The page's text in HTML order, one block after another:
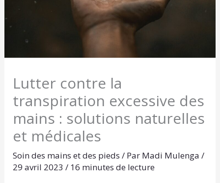
Lutter contre la
transpiration excessive des
mains : solutions naturelles
et médicales
Soin des mains et des pieds / Par Madi Mulenga/
29 avril 2023/ 16 minutes de lecture